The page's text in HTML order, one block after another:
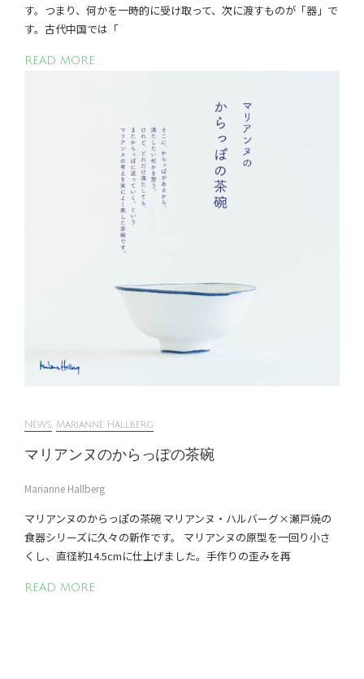
す。つまり、何かを一時的に受け取って、次に渡すものが「器」で
す。古代中国では「
READ MORE
News, Marianne Hallberg
マリアンヌのからっぽの茶碗
Marianne Hallberg
マリアンヌのからっぽの茶碗 マリアンヌ・ハルバーグ×瀬戸焼の
食器シリーズに久々の新作です。 マリアンヌの原型を一回り小さ
くし、直径約14.5cmに仕上げました。手作りの歪みを再
READ MORE